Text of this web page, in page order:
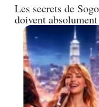
Les secrets de
doivent